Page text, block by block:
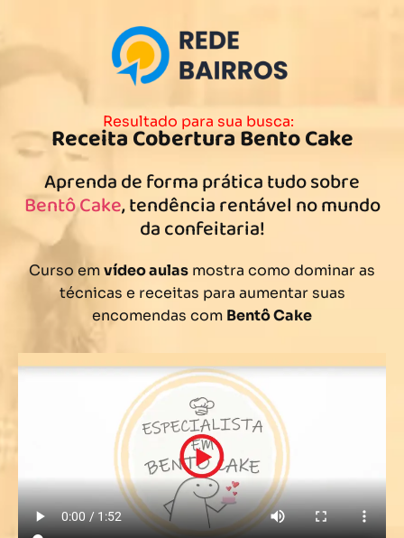
Resultado para sua busca:
Receita Cobertura Bento Cake
Aprenda de forma prática tudo sobre
Bentô Cake, tendência rentável no mundo
da confeitaria!
Curso emvídeo aulas mostra como dominar as
técnicas e receitas para aumentar suas
encomendas com Bentô Cake